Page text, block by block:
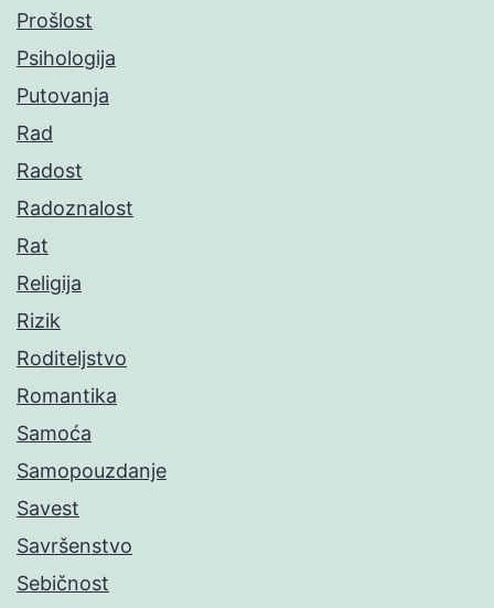
Prošlost
Psihologija
Putovanja
Rad
Radost
Radoznalost
Rat
Religija
Rizik
Roditeljstvo
Romantika
Samoća
Samopouzdanje
Savest
Savršenstvo
Sebičnost